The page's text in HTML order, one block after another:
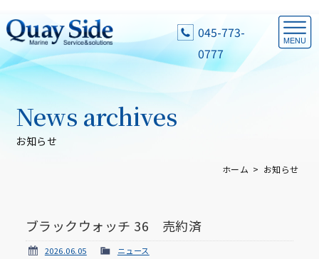
045-773-
0777
お知らせ
News archives
ホーム お知らせ
ブラックウォッチ 36 売約済
2026.06.05 ニュース